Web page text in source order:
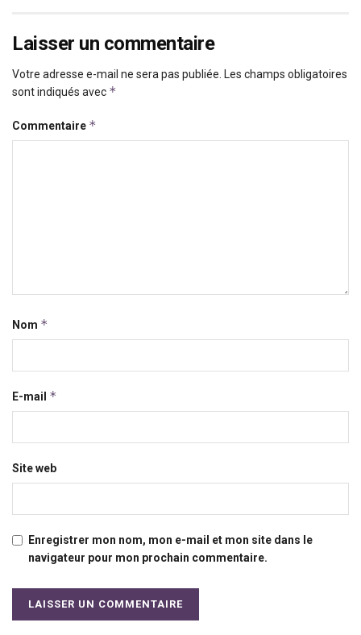
Laisser un commentaire
Votre adresse e-mail ne sera pas publiée. Les champs obligatoires
sont indiqués avec *
Commentaire *
Nom *
E-mail *
Site web
Enregistrer mon nom, mon e-mail et mon site dans le
navigateur pour mon prochain commentaire.